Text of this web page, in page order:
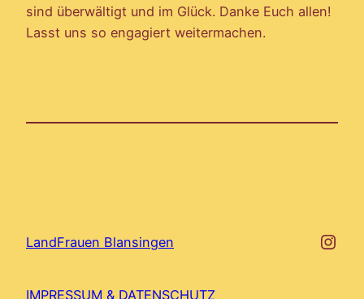
sind überwältigt und im Glück. Danke Euch allen!
Lasst uns so engagiert weitermachen.
LandFrauen Blansingen
IMPRESSUM & DATENSCHUTZ